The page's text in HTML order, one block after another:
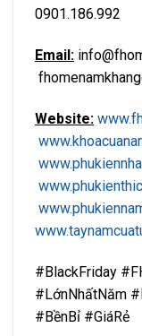
0901.186.992
Email:
Website:
#BlackFriday
#LớnNhấtNăm
#BềnBỉ #GiáRẻ